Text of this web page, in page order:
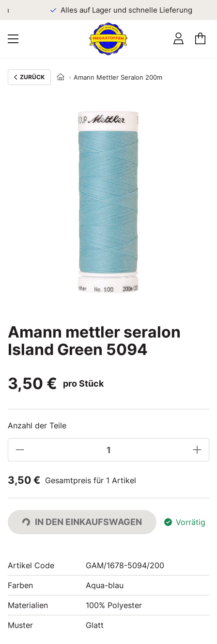
Alles auf Lager und schnelle Lieferung
ZURÜCK Amann Mettler Seralon 200m
Amann mettler seralon
Island Green 5094
3,50 €
pro Stück
Anzahl der Teile
3,50 € Gesamtpreis für 1 Artikel
IN DEN EINKAUFSWAGEN Vorrätig
Artikel Code GAM/1678-5094/200
Farben Aqua-blau
Materialien 100% Polyester
Muster Glatt